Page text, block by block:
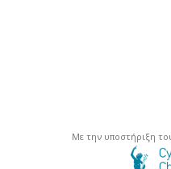
Με την υποστήριξη